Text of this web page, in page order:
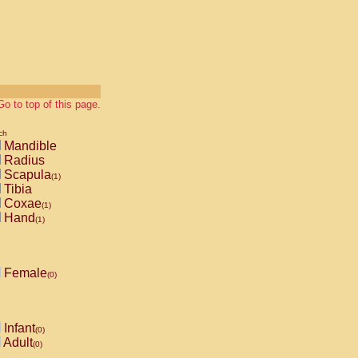
to top of this page.
Mandible
Radius
Scapula(1)
Tibia
Coxae(1)
Hand(1)
Female(0)
Infant(0)
Adult(0)